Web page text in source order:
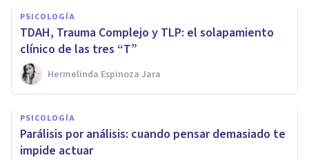
PSICOLOGÍA
TDAH, Trauma Complejo y TLP: el solapamiento
clínico de las tres “T”
Hermelinda Espinoza Jara
PSICOLOGÍA
Parálisis por análisis: cuando pensar demasiado te
impide actuar